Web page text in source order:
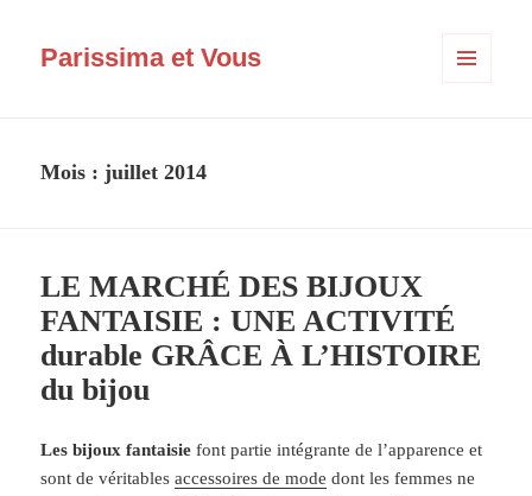
Parissima et Vous
Mois :juillet 2014
LE MARCHÉ DES BIJOUX
FANTAISIE : UNE ACTIVITÉ
durable GRÂCE À L’HISTOIRE
du bijou
Les bijoux fantaisiefont partie intégrante de l’apparence et
sont de véritablesaccessoires de mode dont les femmes ne